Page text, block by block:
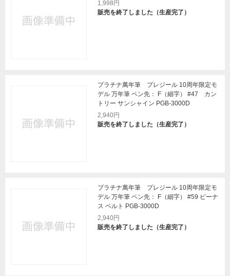
1,998円
販売を終了しました（生産完了）
プラチナ萬年筆 プレジール 10周年限定モ
デル 万年筆 ペン先： F（細字） #47 カン
トリー サンシャイン PGB-3000D
2,940円
販売を終了しました（生産完了）
プラチナ萬年筆 プレジール 10周年限定モ
デル 万年筆 ペン先： F（細字） #59 ビーナ
ス ベルト PGB-3000D
2,940円
販売を終了しました（生産完了）